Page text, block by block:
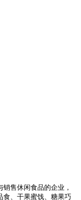
售休闲食品的企业，
食、干果蜜饯、糖果巧